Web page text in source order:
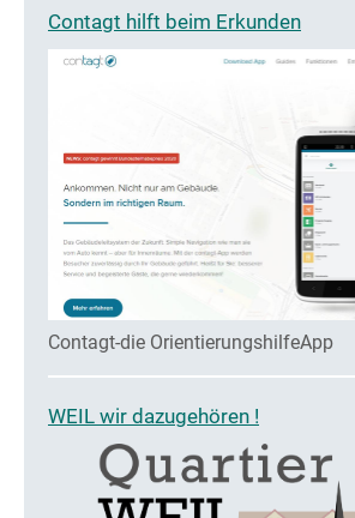
Contagt hilft beim Erkunden
Contagt-die OrientierungshilfeApp
WEIL wir dazugehören !